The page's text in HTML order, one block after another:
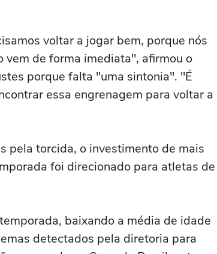
voltar a jogar bem, porque nós
vem de forma imediata", afirmou o
porque falta "uma sintonia". "É
essa engrenagem para voltar a
pela torcida, o investimento de mais
foi direcionado para atletas de
baixando a média de idade
detectados pela diretoria para